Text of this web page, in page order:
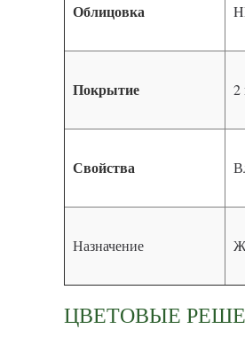
Облицовка
Покрытие 2
Свойства
Назначение
ЦВЕТОВЫЕ